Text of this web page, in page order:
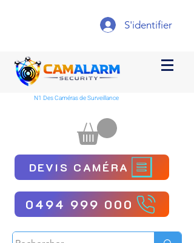
S'identifier
N1 Des Caméras de Surveillance
DEVIS CAMÉRA
0494 999 000